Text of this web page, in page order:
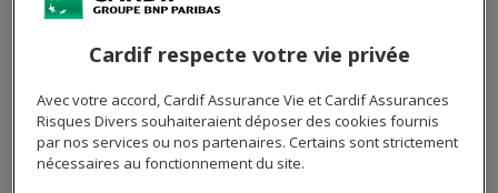
Cardif.fr)
Cardif respecte votre vie privée
Avec votre accord, Cardif Assurance Vie et Cardif Assurances
Risques Divers souhaiteraient déposer des cookies fournis
par nos services ou nos partenaires. Certains sont strictement
nécessaires au fonctionnement du site.